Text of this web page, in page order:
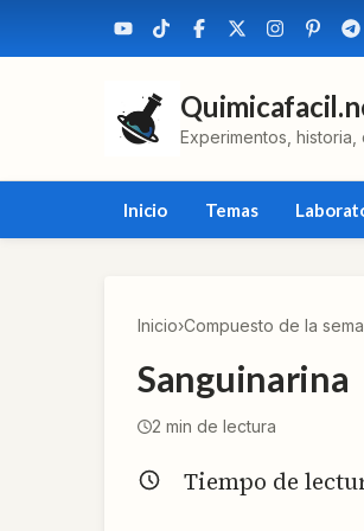
Experimentos,
Inicio Temas
Inicio›Compuesto de la
Sanguinarina
2 min de lectura
Tiempo de